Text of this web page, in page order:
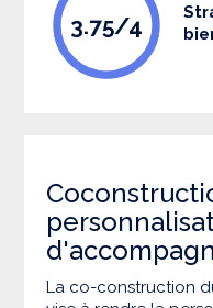
3.75/4
La co-construction